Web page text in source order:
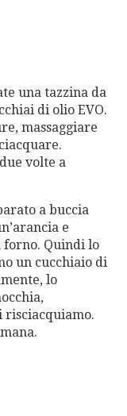
una tazzina da
di olio EVO.
massaggiare
volte a
a buccia
e
forno. Quindi lo
un cucchiaio di
lo
risciacquiamo.